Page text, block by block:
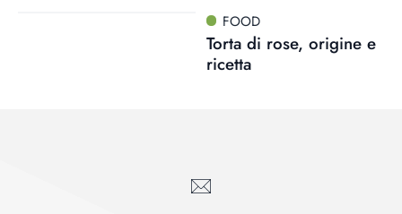
FOOD
Torta di rose, origine e
ricetta